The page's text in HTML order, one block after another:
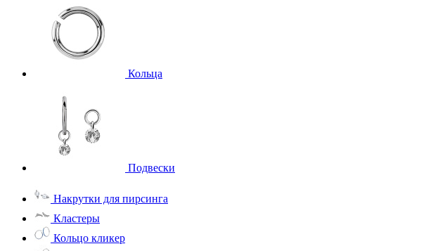
Кольца
Подвески
Накрутки для пирсинга
Кластеры
Кольцо кликер